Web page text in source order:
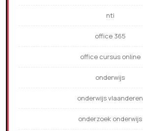
nti
office 365
office cursus online
onderwijs
onderwijs vlaanderen
onderzoek onderwijs